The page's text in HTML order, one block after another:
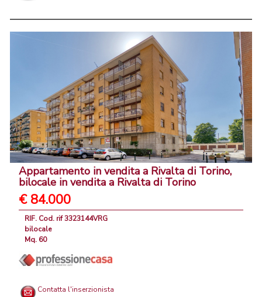
Appartamento in vendita a Rivalta di Torino,
bilocale in vendita a Rivalta di Torino
€ 84.000
RIF. Cod. rif 3323144VRG
bilocale
Mq. 60
Contatta l'inserzionista